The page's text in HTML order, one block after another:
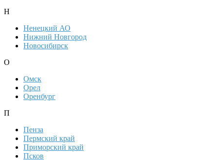
Н
Ненецкий АО
Нижний Новгород
Новосибирск
О
Омск
Орел
Оренбург
П
Пенза
Пермский край
Приморский край
Псков